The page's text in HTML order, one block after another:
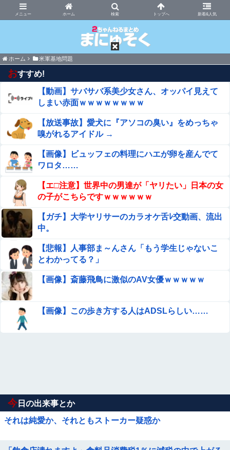
ホーム 新着&人気
まにゅそく 2chまとめニュース速報VIP
ホーム 米軍基地問題
おすすめ!
【動画】サバサバ系美少女さん、オッパイ見えて
しまい赤面ｗｗｗｗｗｗｗｗ
【放送事故】愛犬に『アソコの臭い』をめっちゃ
嗅がれるアイドル →
【画像】ビュッフェの料理にハエが卵を産んでて
ワロタ……
【エ□注意】世界中の男達が「ヤリたい」日本の女
の子がこちらですｗｗｗｗｗｗ
【ガチ】大学ヤリサーのカラオケ舌ﾚ交動画、流出
中。
【悲報】人事部ま～んさん「もう学生じゃないこ
とわかってる？」
【画像】斎藤飛鳥に激似のAV女優ｗｗｗｗｗ
【画像】この歩き方する人はADSLらしい……
今 日の出来事とか
それは純愛か、それともストーカー疑惑か